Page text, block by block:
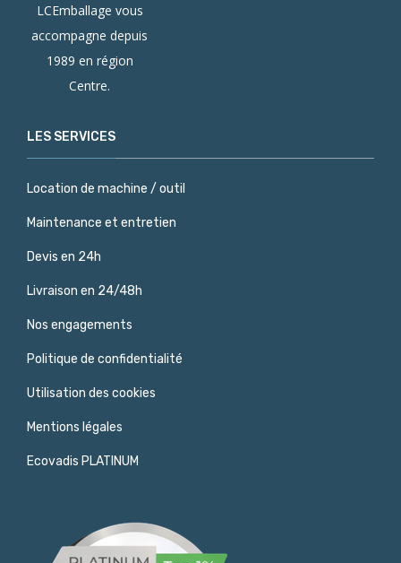
LCEmballage vous
accompagne depuis
1989 en région
Centre.
LES SERVICES
Location de machine / outil
Maintenance et entretien
Devis en 24h
Livraison en 24/48h
Nos engagements
Politique de confidentialité
Utilisation des cookies
Mentions légales
Ecovadis PLATINUM